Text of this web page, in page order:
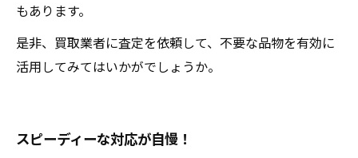
もあります。
是非、買取業者に査定を依頼して、不要な品物を有効に
活用してみてはいかがでしょうか。
スピーディーな対応が自慢！